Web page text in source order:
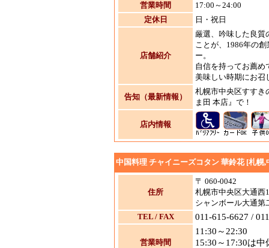
営業時間
17:00～24:00
定休日
日・祝日
店舗紹介
厳選、吟味した良質
ことが、1986年の
ー。
自信を持ってお薦め
美味しい時期にお召
告知（最新情報）
札幌市中央区すすき
ま田 本店』で！
店内情報
中国料理 チャイニーズコタン 華鈴花 [札幌
住所
〒 060-0042
札幌市中央区大通西
シャンボール大通第
TEL / FAX
011-615-6627 /
営業時間
11:30～22:30
15:30～17:30は中